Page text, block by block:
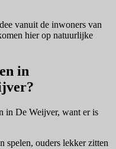
vanuit de inwoners van
hier op natuurlijke
in
in De Weijver, want er is
spelen, ouders lekker zitten